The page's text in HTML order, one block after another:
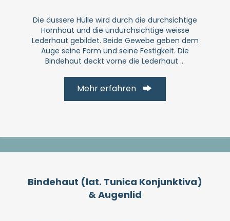
Die äussere Hülle wird durch die durchsichtige
Hornhaut und die undurchsichtige weisse
Lederhaut gebildet. Beide Gewebe geben dem
Auge seine Form und seine Festigkeit. Die
Bindehaut deckt vorne die Lederhaut ...
Mehr erfahren
Binde­haut (lat. Tunica Konjunktiva)
& Augen­lid